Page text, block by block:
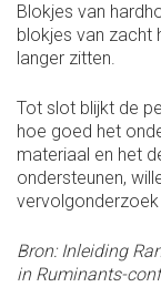
Blokjes van
blokjes van zacht
langer zitten.
Tot slot blijkt de
hoe goed het
materiaal en het
ondersteunen,
Bron: Inleiding
in Ruminants-